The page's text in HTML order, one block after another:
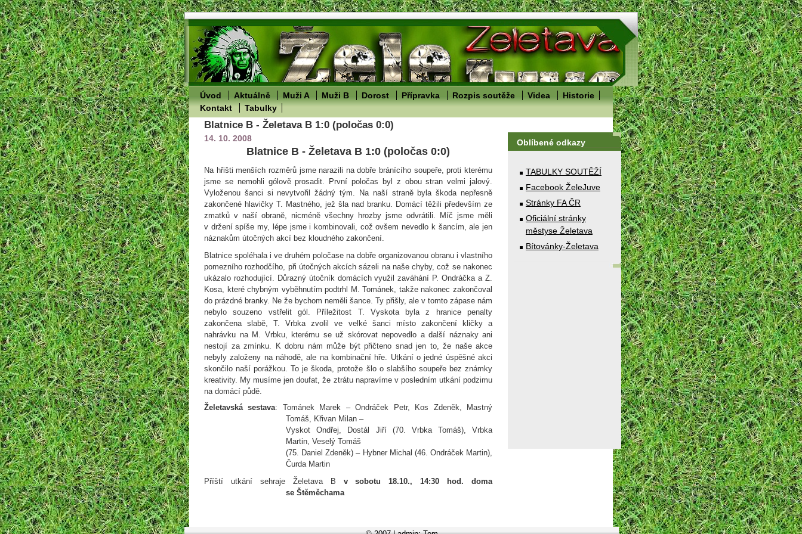
Úvod Aktuálně Muži A Muži B Dorost Přípravka Rozpis soutěže Videa
Historie
Kontakt
Tabulky
Oblíbené odkazy
TABULKY SOUTĚŽÍ
Facebook ŽeleJuve
Stránky FA ČR
Oficiální stránky
městyse Želetava
Bítovánky-Želetava
Blatnice B - Želetava B 1:0 (poločas 0:0)
14. 10. 2008
Blatnice B - Želetava B 1:0 (poločas 0:0)
Na hřišti menších rozměrů jsme narazili na dobře bránícího soupeře, proti kterému
jsme se nemohli gólově prosadit. První poločas byl z obou stran velmi jalový.
Vyloženou šanci si nevytvořil žádný tým. Na naší straně byla škoda nepřesně
zakončené hlavičky T. Mastného, jež šla nad branku. Domácí těžili především ze
zmatků v naší obraně, nicméně všechny hrozby jsme odvrátili. Míč jsme měli
v držení spíše my, lépe jsme i kombinovali, což ovšem nevedlo k šancím, ale jen
náznakům útočných akcí bez kloudného zakončení.
Blatnice spoléhala i ve druhém poločase na dobře organizovanou obranu i vlastního
pomezního rozhodčího, při útočných akcích sázeli na naše chyby, což se nakonec
ukázalo rozhodující. Důrazný útočník domácích využil zaváhání P. Ondráčka a Z.
Kosa, které chybným vyběhnutím podtrhl M. Tománek, takže nakonec zakončoval
do prázdné branky. Ne že bychom neměli šance. Ty přišly, ale v tomto zápase nám
nebylo souzeno vstřelit gól. Příležitost T. Vyskota byla z hranice penalty
zakončena slabě, T. Vrbka zvolil ve velké šanci místo zakončení kličky a
nahrávku na M. Vrbku, kterému se už skórovat nepovedlo a další náznaky ani
nestojí za zmínku. K dobru nám může být přičteno snad jen to, že naše akce
nebyly založeny na náhodě, ale na kombinační hře. Utkání o jedné úspěšné akci
skončilo naší porážkou. To je škoda, protože šlo o slabšího soupeře bez známky
kreativity. My musíme jen doufat, že ztrátu napravíme v posledním utkání podzimu
na domácí půdě.
Želetavská sestava: Tománek Marek – Ondráček Petr, Kos Zdeněk, Mastný
Tomáš, Křivan Milan –
Vyskot Ondřej, Dostál Jiří (70. Vrbka Tomáš), Vrbka
Martin, Veselý Tomáš
(75. Daniel Zdeněk) – Hybner Michal (46. Ondráček Martin),
Čurda Martin
Příští utkání sehraje Želetava B v sobotu 18.10., 14:30 hod. doma
se Štěměchama